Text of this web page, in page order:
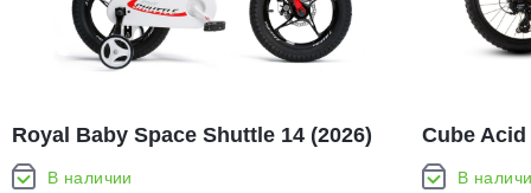
Royal Baby Space Shuttle 14 (2026)
В наличии
Cube Acid
В